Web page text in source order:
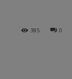
0
385